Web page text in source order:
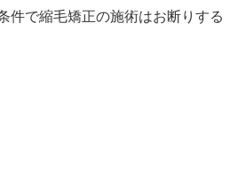
件で縮毛矯正の施術はお断りする